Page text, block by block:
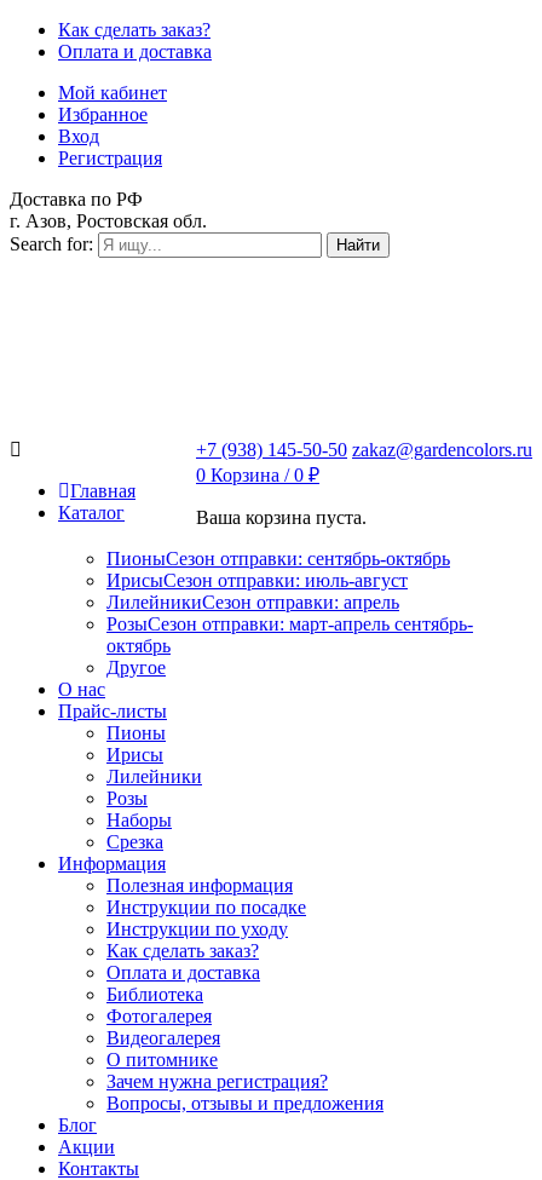
Как сделать заказ?
Оплата и доставка
Мой кабинет
Избранное
Вход
Регистрация
Доставка по РФ
г. Азов, Ростовская обл.
Search for:
Найти
+7 (938) 145-50-50 zakaz@gardencolors.ru
0 Корзина /0 ₽
Ваша корзина пуста.
Главная
Каталог
ПионыСезон отправки: сентябрь-октябрь
ИрисыСезон отправки: июль-август
ЛилейникиСезон отправки: апрель
РозыСезон отправки: март-апрель сентябрь-
октябрь
Другое
О нас
Прайс-листы
Пионы
Ирисы
Лилейники
Розы
Наборы
Срезка
Информация
Полезная информация
Инструкции по посадке
Инструкции по уходу
Как сделать заказ?
Оплата и доставка
Библиотека
Фотогалерея
Видеогалерея
О питомнике
Зачем нужна регистрация?
Вопросы, отзывы и предложения
Блог
Акции
Контакты